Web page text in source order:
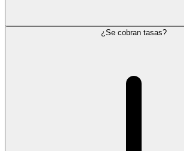
¿Se cobran tasas?